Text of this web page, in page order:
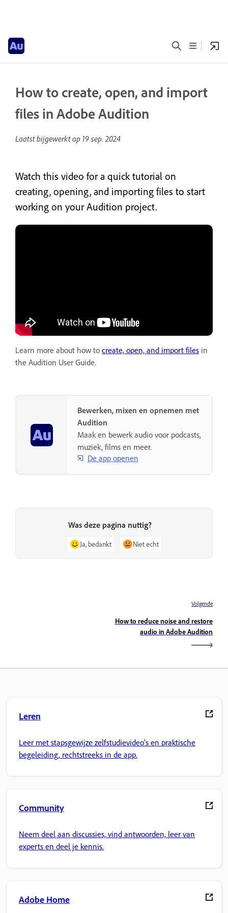
How to create, open, and import
files in Adobe Audition
Laatst bijgewerkt op 19 sep. 2024
Watch this video for a quick tutorial on
creating, opening, and importing files to start
working on your Audition project.
Learn more about how to create, open, and import files in
the Audition User Guide.
Bewerken, mixen en opnemen met
Audition
Maak en bewerk audio voor podcasts,
muziek, films en meer.
De app openen
Was deze pagina nuttig?
Ja, bedankt Niet echt
Volgende
How to reduce noise and restore
audio in Adobe Audition
Leren
Leer met stapsgewijze zelfstudievideo's en praktische
begeleiding, rechtstreeks in de app.
Community
Neem deel aan discussies, vind antwoorden, leer van
experts en deel je kennis.
Adobe Home